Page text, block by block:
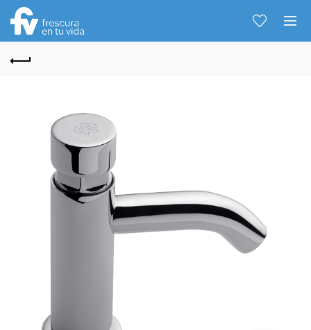
Hablemos...
Solo tenes que decirme: Hola